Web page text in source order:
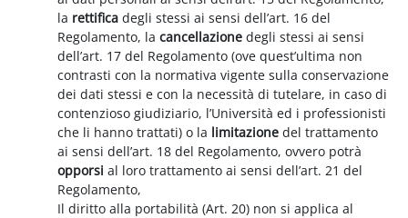
la rettificadegli stessi ai sensi dell’art. 16 del
Regolamento, lacancellazione degli stessi ai sensi
dell’art. 17 del Regolamento (ove quest’ultima non
contrasti con la normativa vigente sulla conservazione
dei dati stessi e con la necessità di tutelare, in caso di
contenzioso giudiziario, l’Università ed i professionisti
che li hanno trattati) o la limitazione del trattamento
ai sensi dell’art. 18 del Regolamento, ovvero potrà
opporsi al loro trattamento ai sensi dell’art. 21 del
Regolamento,
Il diritto alla portabilità (Art. 20) non si applica al